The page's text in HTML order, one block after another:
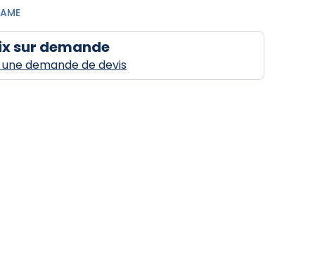
sur demande
une demande de devis